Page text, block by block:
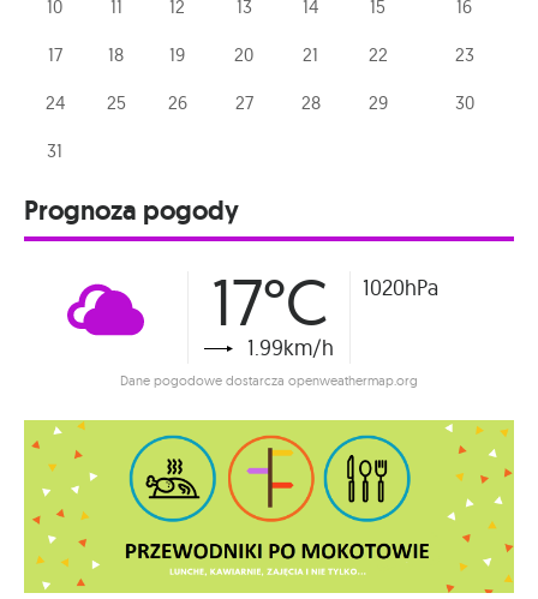
10 11 12 13 14 15 16
17 18 19 20 21 22 23
24 25 26 27 28 29 30
31
Prognoza pogody
17°C
1.99km/h
1020hPa
Dane pogodowe dostarcza openweathermap.org